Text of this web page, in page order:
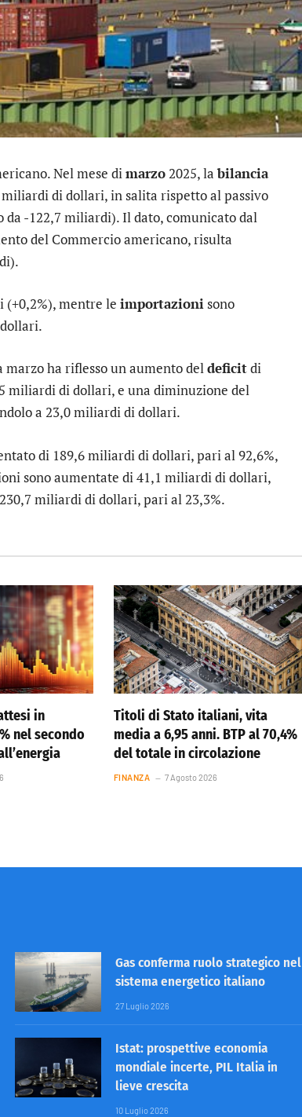
Nel mese dimarzo2025, labilancia
di dollari, in salita rispetto al passivo
-122,7 miliardi). Il dato, comunicato dal
del Commercio americano, risulta
(+0,2%), mentre le importazionisono
ha riflesso un aumento deldeficitdi
miliardi di dollari, e una diminuzione del
a 23,0 miliardi di dollari.
di 189,6 miliardi di dollari, pari al 92,6%,
sono aumentate di 41,1 miliardi di dollari,
miliardi di dollari, pari al 23,3%.
in
nel secondo
Titoli di Stato italiani, vita
media a 6,95 anni. BTP al 70,4%
del totale in circolazione
FINANZA 7 Agosto 2026
Gas conferma ruolo strategico nel
sistema energetico italiano
27 Luglio 2026
Istat: prospettive economia
mondiale incerte, PIL Italia in
lieve crescita
10 Luglio 2026